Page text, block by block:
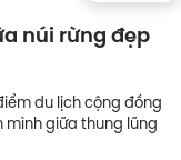
núi rừng đẹp
du lịch cộng đồng
mình giữa thung lũng